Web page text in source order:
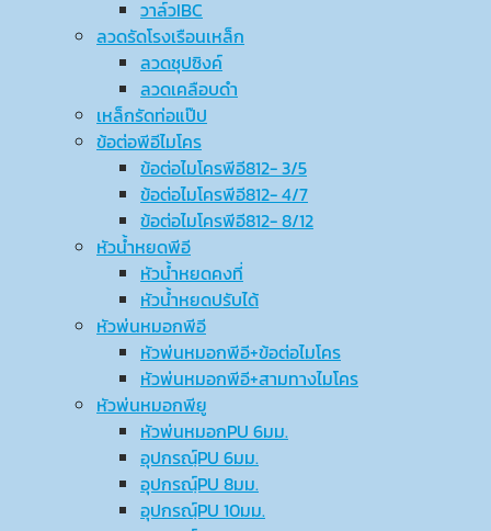
วาล์วIBC
ลวดรัดโรงเรือนเหล็ก
ลวดชุปซิงค์
ลวดเคลือบดำ
เหล็กรัดท่อแป๊ป
ข้อต่อพีอีไมโคร
ข้อต่อไมโครพีอี812- 3/5
ข้อต่อไมโครพีอี812- 4/7
ข้อต่อไมโครพีอี812- 8/12
หัวน้ำหยดพีอี
หัวน้ำหยดคงที่
หัวน้ำหยดปรับได้
หัวพ่นหมอกพีอี
หัวพ่นหมอกพีอี+ข้อต่อไมโคร
หัวพ่นหมอกพีอี+สามทางไมโคร
หัวพ่นหมอกพียู
หัวพ่นหมอกPU 6มม.
อุปกรณ์ฺPU 6มม.
อุปกรณ์ฺPU 8มม.
อุปกรณ์ฺPU 10มม.